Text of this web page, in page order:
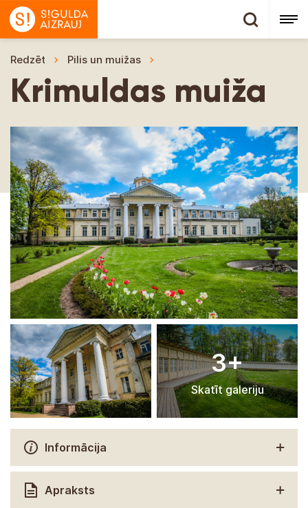
Redzēt Pilis un muižas
Krimuldas muiža
3+
Skatīt galeriju
Informācija
Apraksts